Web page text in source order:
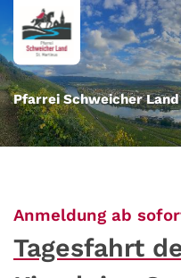
Zum Inhalt springen
Pfarrei Schweicher
Anmeldung ab
Tagesfahrt